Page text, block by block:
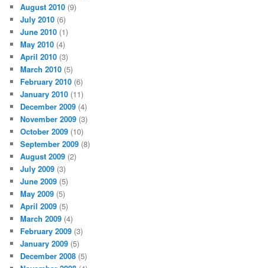
August 2010 (9)
July 2010 (6)
June 2010 (1)
May 2010 (4)
April 2010 (3)
March 2010 (5)
February 2010 (6)
January 2010 (11)
December 2009 (4)
November 2009 (3)
October 2009 (10)
September 2009 (8)
August 2009 (2)
July 2009 (3)
June 2009 (5)
May 2009 (5)
April 2009 (5)
March 2009 (4)
February 2009 (3)
January 2009 (5)
December 2008 (5)